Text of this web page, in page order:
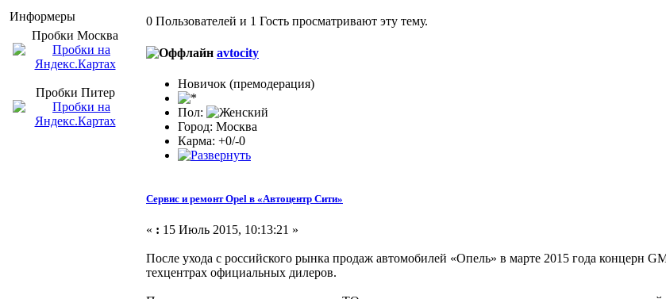
Информеры
Пробки Mосква
Пробки Питер
0 Пользователей и 1 Гость просматривают эту тему.
avtocity
Новичок (премодерация)
Пол:
Город: Москва
Карма: +0/-0
Сервис и ремонт Opel в «Автоцентр Сити»
« : 15 Июль 2015, 10:13:21 »
После ухода с российского рынка продаж автомобилей «Опель» в марте 2015 года концерн
техцентрах официальных дилеров.